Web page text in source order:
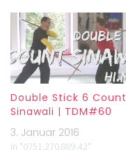
Double Stick 6 Count
Sinawali | TDM#60
3. Januar 2016
In "0751.270.889.42"